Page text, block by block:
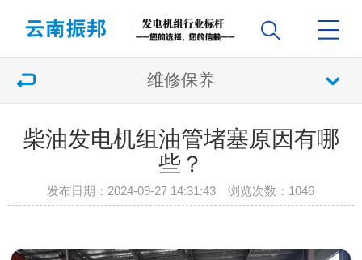
维修保养
柴油发电机组油管堵塞原因有哪
些？
发布日期：2024-09-27 14:31:43 浏览次数： 1046